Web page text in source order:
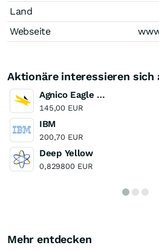
Land
Webseite
Aktionäre interessieren sich
Agnico Eagle Mines
145,00 EUR
IBM
200,70 EUR
Deep Yellow
0,829800 EUR
Mehr entdecken